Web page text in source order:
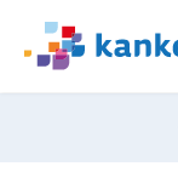
naar
We
zijn